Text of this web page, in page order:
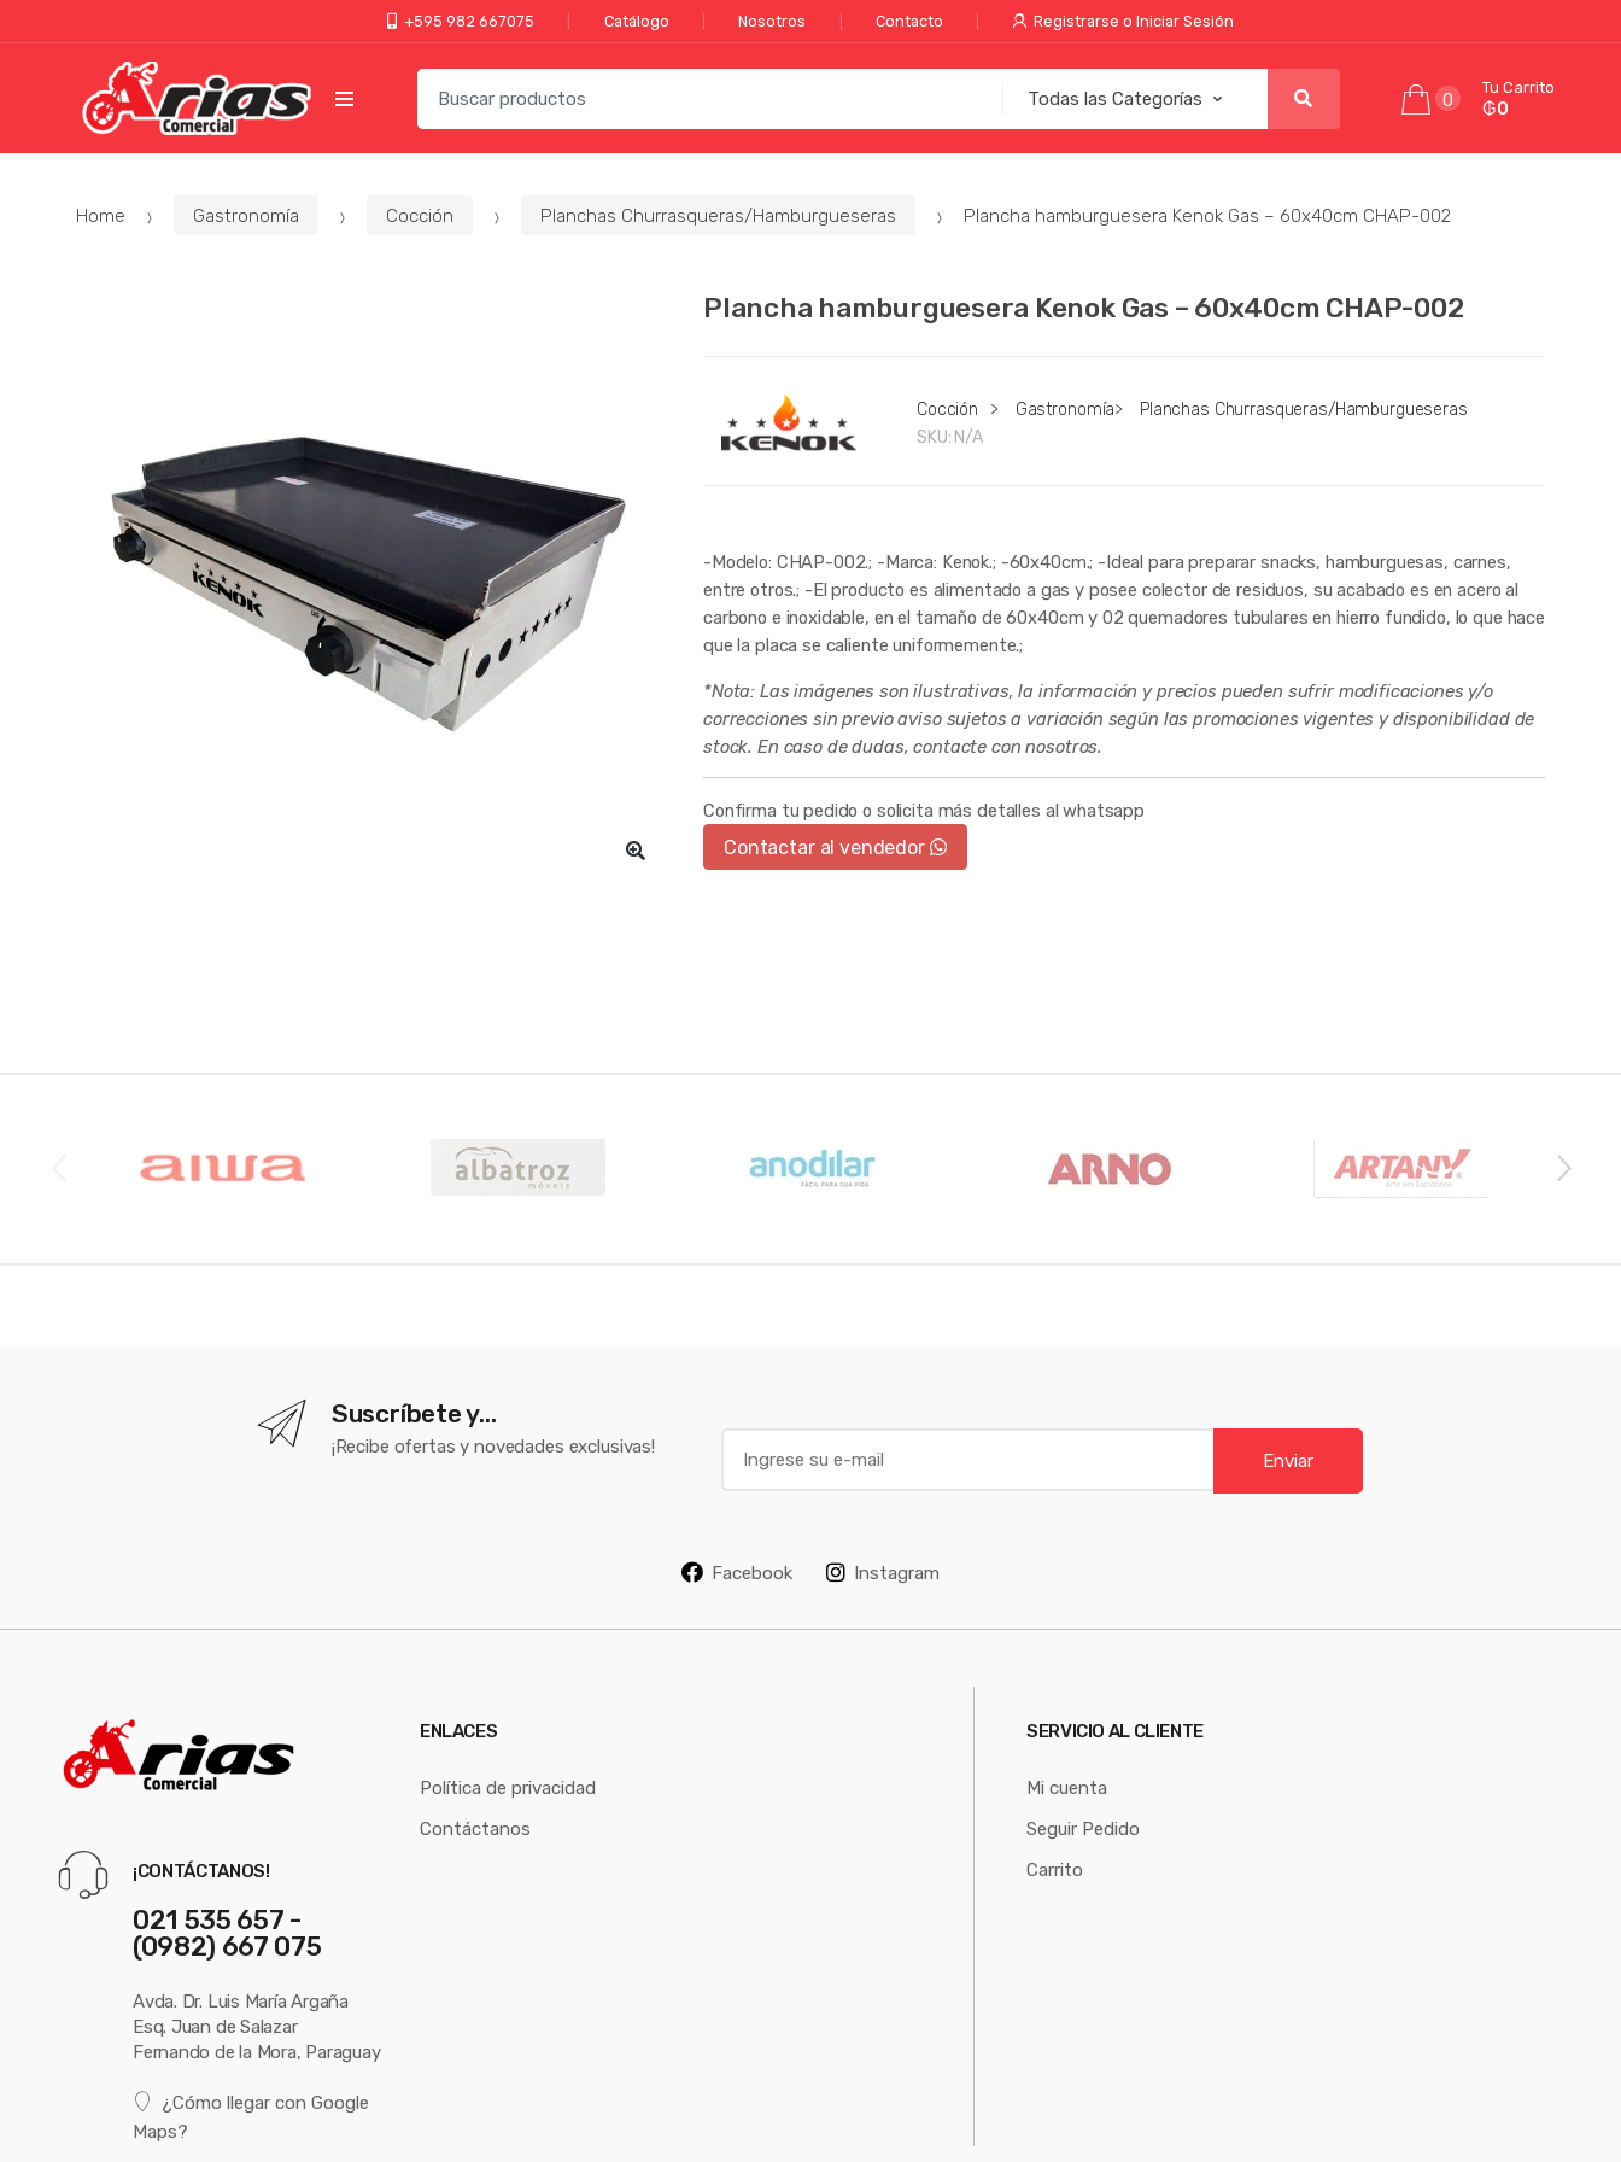
+595 982 667075 Catálogo Nosotros Contacto Registrarse o Iniciar Sesión
0
Tu Carrito
₲0
Home Gastronomía Cocción Planchas Churrasqueras/Hamburgueseras Plancha hamburguesera Kenok Gas – 60x40cm CHAP-002
Plancha hamburguesera Kenok Gas – 60x40cm CHAP-002
Cocción > Gastronomía>
Planchas Churrasqueras/Hamburgueseras
SKU: N/A
-Modelo: CHAP-002.; -Marca: Kenok.; -60x40cm.; -Ideal para preparar snacks, hamburguesas, carnes,
entre otros.; -El producto es alimentado a gas y posee colector de residuos, su acabado es en acero al
carbono e inoxidable, en el tamaño de 60x40cm y 02 quemadores tubulares en hierro fundido, lo que hace
que la placa se caliente uniformemente.;
*Nota: Las imágenes son ilustrativas, la información y precios pueden sufrir modificaciones y/o
correcciones sin previo aviso sujetos a variación según las promociones vigentes y disponibilidad de
stock. En caso de dudas, contacte con nosotros.
Confirma tu pedido o solicita más detalles al whatsapp
Contactar al vendedor
Suscríbete y...
¡Recibe ofertas y novedades exclusivas!
Enviar
Facebook Instagram
¡CONTÁCTANOS!
021 535 657 -
(0982) 667 075
Avda. Dr. Luis María Argaña
Esq. Juan de Salazar
Fernando de la Mora, Paraguay
¿Cómo llegar con Google
Maps?
ENLACES
Política de privacidad
Contáctanos
SERVICIO AL CLIENTE
Mi cuenta
Seguir Pedido
Carrito